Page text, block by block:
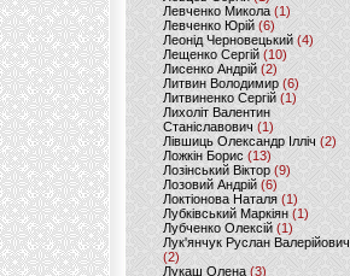
Левченко Микола (1)
Левченко Юрій (6)
Леонід Черновецький (4)
Лещенко Сергій (10)
Лисенко Андрій (2)
Литвин Володимир (6)
Литвиненко Сергій (1)
Лихоліт Валентин
Станіславович (1)
Лівшиць Олександр Ілліч (2)
Ложкін Борис(13)
Лозінський Віктор(9)
Лозовий Андрій (6)
Локтіонова Наталя (1)
Лубківський Маркіян(1)
Лубченко Олексій (1)
Лук'янчук Руслан Валерійович
(2)
Лукаш Олена (3)